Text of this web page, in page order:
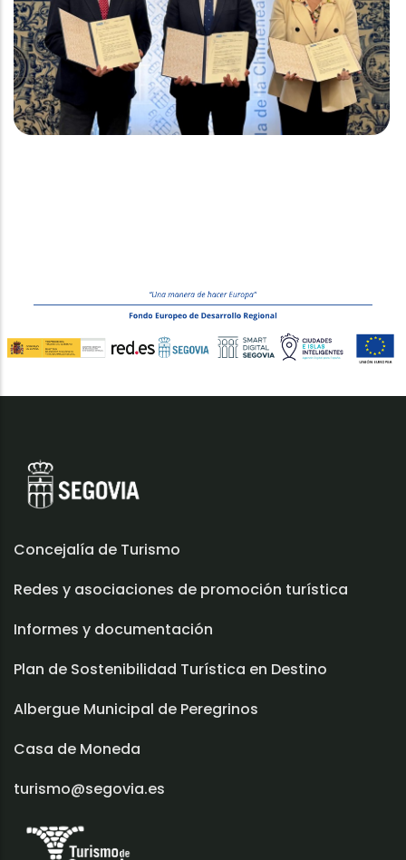
Concejalía de Turismo
Redes y asociaciones de promoción turística
Informes y documentación
Plan de Sostenibilidad Turística en Destino
Albergue Municipal de Peregrinos
Casa de Moneda
turismo@segovia.es